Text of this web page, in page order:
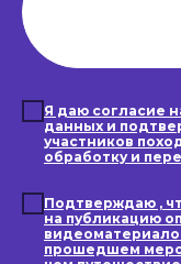
Я даю согласие
данных и
участников
обработку и
Подтверждаю ,
на публикацию
прошедшем